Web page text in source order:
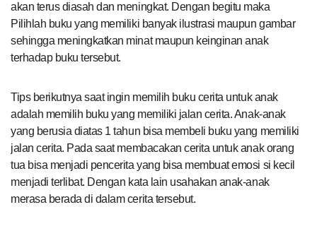
akan terus diasah dan meningkat. Dengan begitu maka
Pilihlah buku yang memiliki banyak ilustrasi maupun gambar
sehingga meningkatkan minat maupun keinginan anak
terhadap buku tersebut.
Tips berikutnya saat ingin memilih buku cerita untuk anak
adalah memilih buku yang memiliki jalan cerita. Anak-anak
yang berusia diatas 1 tahun bisa membeli buku yang memiliki
jalan cerita. Pada saat membacakan cerita untuk anak orang
tua bisa menjadi pencerita yang bisa membuat emosi si kecil
menjadi terlibat. Dengan kata lain usahakan anak-anak
merasa berada di dalam cerita tersebut.